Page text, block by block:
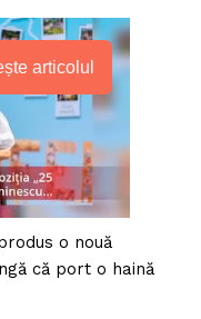
articolul
o nouă
că port o haină